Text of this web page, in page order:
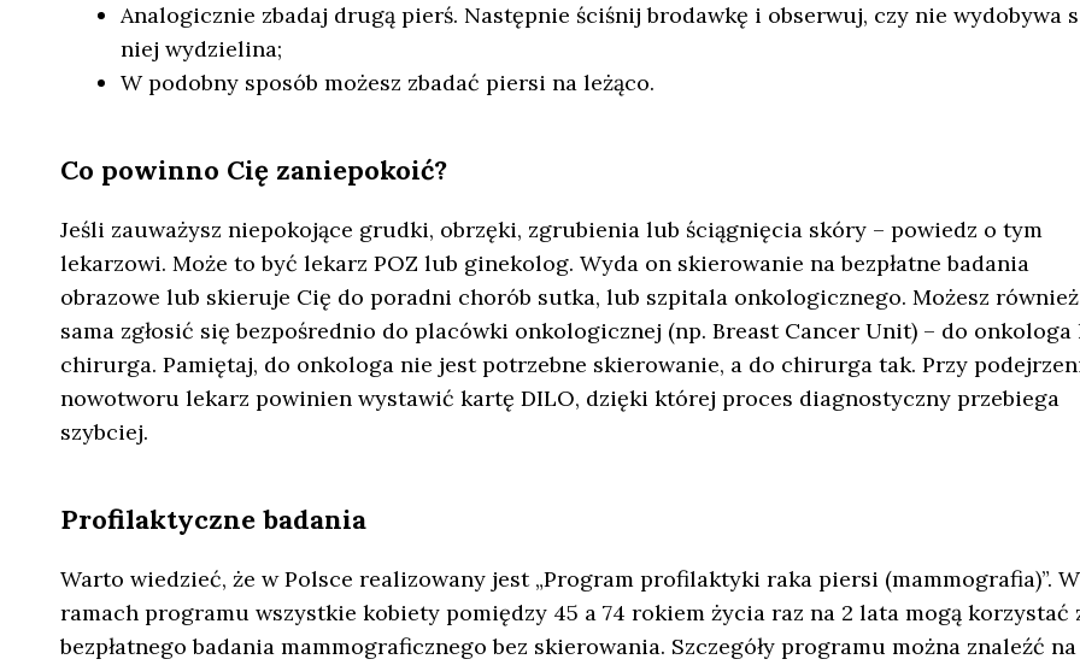
Analogicznie zbadaj drugą pierś. Następnie ściśnij brodawkę i obserwuj, czy nie wydobywa
niej wydzielina;
W podobny sposób możesz zbadać piersi na leżąco.
Co powinno Cię zaniepokoić?
Jeśli zauważysz niepokojące grudki, obrzęki, zgrubienia lub ściągnięcia skóry – powiedz o tym
lekarzowi. Może to być lekarz POZ lub ginekolog. Wyda on skierowanie na bezpłatne badania
obrazowe lub skieruje Cię do poradni chorób sutka, lub szpitala onkologicznego. Możesz również
sama zgłosić się bezpośrednio do placówki onkologicznej (np. Breast Cancer Unit) – do onkologa
chirurga. Pamiętaj, do onkologa nie jest potrzebne skierowanie, a do chirurga tak. Przy
nowotworu lekarz powinien wystawić kartę DILO, dzięki której proces diagnostyczny przebiega
szybciej.
Profilaktyczne badania
Warto wiedzieć, że w Polsce realizowany jest „Program profilaktyki raka piersi (mammografia)”. W
ramach programu wszystkie kobiety pomiędzy 45 a 74 rokiem życia raz na 2 lata mogą korzystać
bezpłatnego badania mammograficznego bez skierowania. Szczegóły programu można znaleźć na